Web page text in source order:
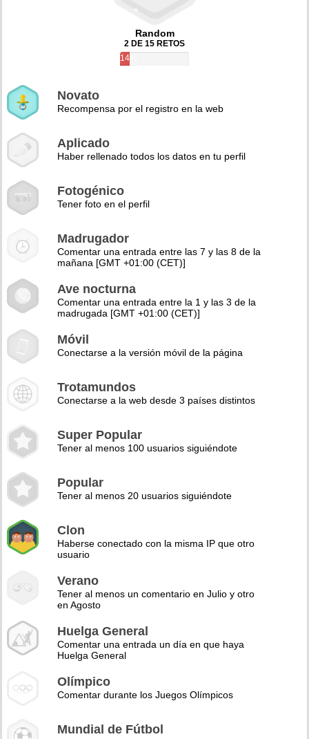
Random
2 DE 15 RETOS
14%
Novato
Recompensa por el registro en la web
Aplicado
Haber rellenado todos los datos en tu perfil
Fotogénico
Tener foto en el perfil
Madrugador
Comentar una entrada entre las 7 y las 8 de la
mañana [GMT +01:00 (CET)]
Ave nocturna
Comentar una entrada entre la 1 y las 3 de la
madrugada [GMT +01:00 (CET)]
Móvil
Conectarse a la versión móvil de la página
Trotamundos
Conectarse a la web desde 3 países distintos
Super Popular
Tener al menos 100 usuarios siguiéndote
Popular
Tener al menos 20 usuarios siguiéndote
Clon
Haberse conectado con la misma IP que otro
usuario
Verano
Tener al menos un comentario en Julio y otro
en Agosto
Huelga General
Comentar una entrada un día en que haya
Huelga General
Olímpico
Comentar durante los Juegos Olímpicos
Mundial de Fútbol